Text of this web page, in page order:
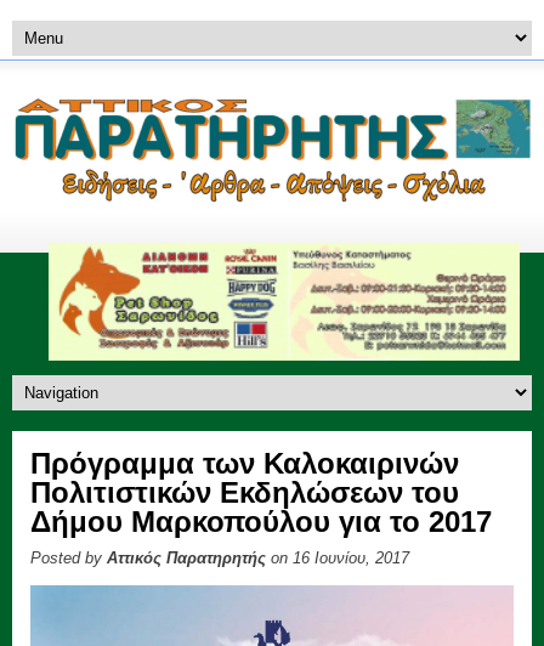
Πρόγραμμα των Καλοκαιρινών
Πολιτιστικών Εκδηλώσεων του
Δήμου Μαρκοπούλου για το 2017
Posted by Αττικός Παρατηρητής on 16 Ιουνίου, 2017